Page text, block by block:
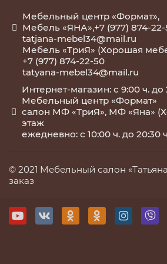
Мебельный центр «Формат»,
Мебель «ЯНА»,+7 (977) 874-
tatjana-mebel34@mail.ru
Мебель «ТриЯ» (Хорошая
+7 (977) 874-22-50
tatyana-mebel34@mail.ru
Интернет-магазин: с 9:00 ч. до
Мебельный центр «Формат»
салон МФ «ТриЯ», МФ «Яна»
этаж
ежедневно: с 10:00 ч. до 20:30
© 2021 Мебельный салон
заказ